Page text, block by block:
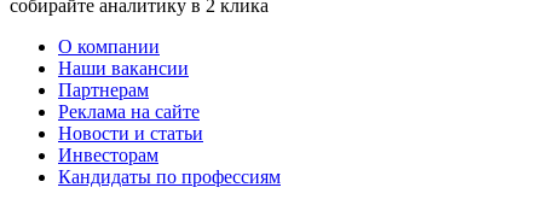
собирайте аналитику в 2 клика
О компании
Наши вакансии
Партнерам
Реклама на сайте
Новости и статьи
Инвесторам
Кандидаты по профессиям